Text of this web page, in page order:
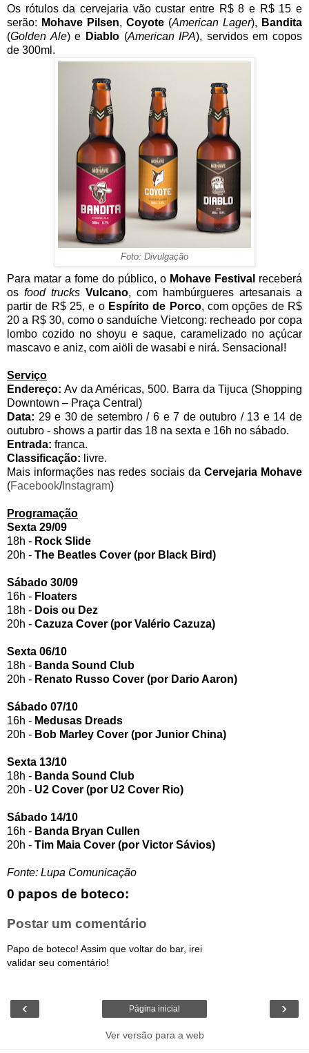
Os rótulos da cervejaria vão custar entre R$ 8 e R$ 15 e
serão: Mohave Pilsen, Coyote (American Lager), Bandita
(Golden Ale) e Diablo(American IPA), servidos em copos
de 300ml.
Foto: Divulgação
Para matar a fome do público, o Mohave Festival receberá
os food trucks Vulcano, com hambúrgueres artesanais a
partir de R$ 25, e o Espírito de Porco, com opções de R$
20 a R$ 30, como o sanduíche Vietcong: recheado por copa
lombo cozido no shoyu e saque, caramelizado no açúcar
mascavo e aniz, com aiöli de wasabi e nirá. Sensacional!
Serviço
Endereço: Av da Américas, 500. Barra da Tijuca (Shopping
Downtown – Praça Central)
Data: 29 e 30 de setembro / 6 e 7 de outubro / 13 e 14 de
outubro - shows a partir das 18 na sexta e 16h no sábado.
Entrada: franca.
Classificação: livre.
Mais informações nas redes sociais da Cervejaria Mohave
(Facebook/Instagram)
Programação
Sexta 29/09
18h - Rock Slide
20h - The Beatles Cover (por Black Bird)
Sábado 30/09
16h - Floaters
18h - Dois ou Dez
20h - Cazuza Cover (por Valério Cazuza)
Sexta 06/10
18h - Banda Sound Club
20h - Renato Russo Cover (por Dario Aaron)
Sábado 07/10
16h - Medusas Dreads
20h - Bob Marley Cover (por Junior China)
Sexta 13/10
18h - Banda Sound Club
20h - U2 Cover (por U2 Cover Rio)
Sábado 14/10
16h - Banda Bryan Cullen
20h - Tim Maia Cover (por Victor Sávios)
Fonte: Lupa Comunicação
0 papos de boteco:
Postar um comentário
Papo de boteco! Assim que voltar do bar, irei
validar seu comentário!
‹ ›
Página inicial
Ver versão para a web